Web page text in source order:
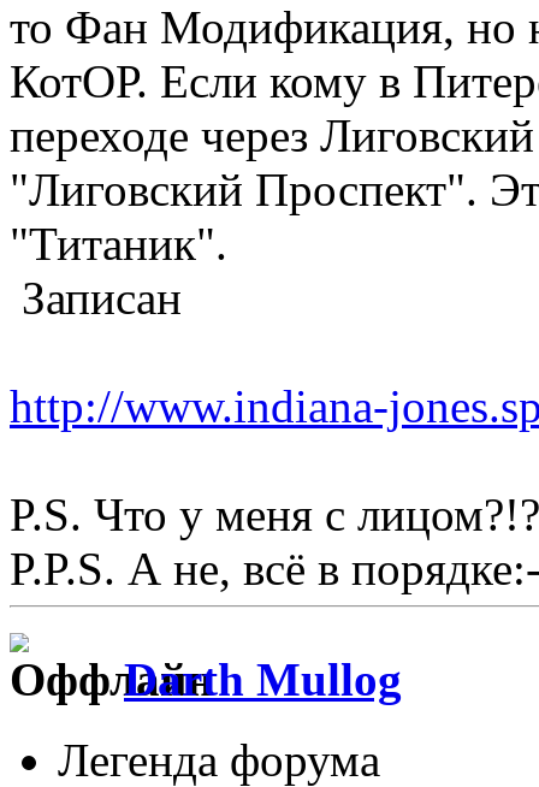
то Фан Модификация, но
КотОР. Если кому в
переходе через
"Лиговский Проспект".
"Титаник".
Записан
http://www.indiana-
P.S. Что у меня с
P.P.S. А не, всё в
Darth Mullog
Легенда форума